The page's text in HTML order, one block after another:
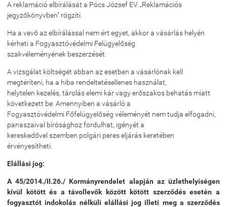
A reklamáció elbírálását a Pócs József EV. „Reklamációs
jegyzőkönyvben” rögzíti.
Ha a vevő az elbírálással nem ért egyet, akkor a vásárlás helyén
kérheti a Fogyasztóvédelmi Felügyelőség
szakvéleményének beszerzését.
A vizsgálat költségét abban az esetben a vásárlónak kell
megtéríteni, ha a hiba rendeltetésellenes használat,
helytelen kezelés, tárolás elemi kár vagy erőszakos behatás miatt
következett be. Amennyiben a vásárló a
Fogyasztóvédelmi Főfelügyelőség véleményét nem tudja elfogadni,
panaszaival bírósághoz fordulhat, igényét a
kereskedővel szemben polgári peres eljárás keretében
érvényesítheti.
Elállási jog:
A 45/2014./II.26./ Kormányrendelet alapján az üzlethelyiségen
kívül kötött és a távollevők között kötött szerződés esetén a
fogyasztót indokolás nélküli elállási jog illeti meg a szerződés